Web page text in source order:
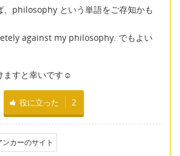
、philosophy という単語をご存知かも
against my philosophy. でもよい
ますと幸いです☺
役に立った 2
カーのサイト